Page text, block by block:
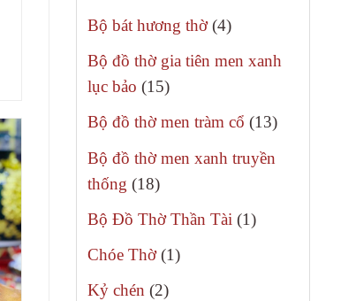
Bộ bát hương thờ 44
Bộ đồ thờ gia tiên men xanh
lục bảo
1515
Bộ đồ thờ men tràm cổ 1313
Bộ đồ thờ men xanh truyền
thống
1818
Bộ Đồ Thờ Thần Tài 11
Chóe Thờ 11
Kỷ chén 22